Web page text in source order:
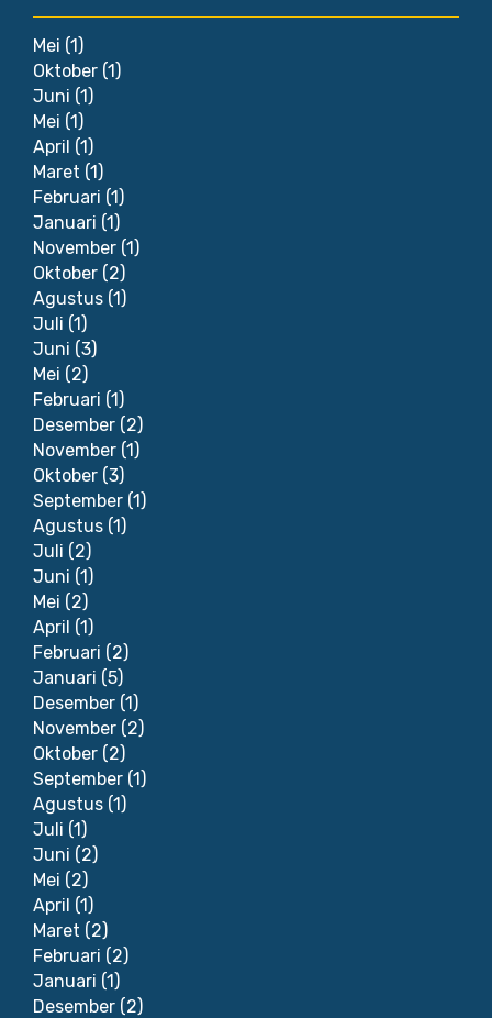
Mei (1)
Oktober (1)
Juni (1)
Mei (1)
April (1)
Maret (1)
Februari (1)
Januari (1)
November (1)
Oktober (2)
Agustus (1)
Juli (1)
Juni (3)
Mei (2)
Februari (1)
Desember (2)
November (1)
Oktober (3)
September (1)
Agustus (1)
Juli (2)
Juni (1)
Mei (2)
April (1)
Februari (2)
Januari (5)
Desember (1)
November (2)
Oktober (2)
September (1)
Agustus (1)
Juli (1)
Juni (2)
Mei (2)
April (1)
Maret (2)
Februari (2)
Januari (1)
Desember (2)